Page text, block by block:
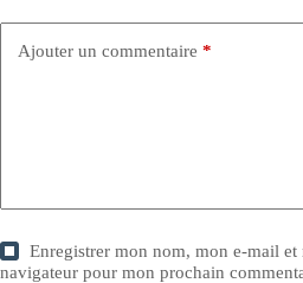
Ajouter un commentaire *
Enregistrer mon nom, mon e-mail et
navigateur pour mon prochain